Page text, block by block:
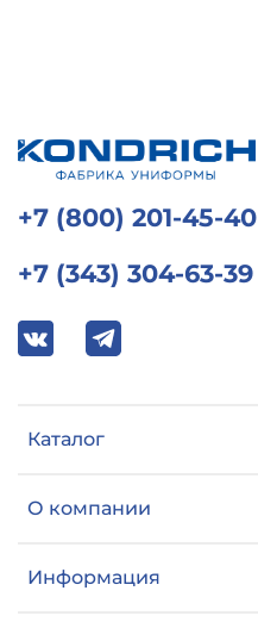
Каталог
О компании
Информация
+7 (800) 201-45-40
+7 (343) 304-63-39